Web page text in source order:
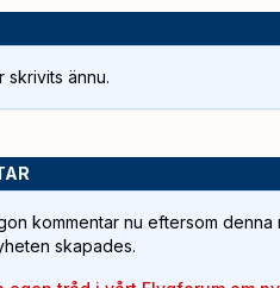
skrivits ännu.
kommentar nu eftersom denna
skapades.